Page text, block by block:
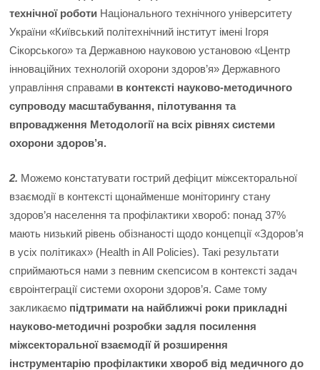
технічної роботи Національного технічного університету
України «Київський політехнічний інститут імені Ігоря
Сікорського» та Державною науковою установою «Центр
інноваційних технологій охорони здоров’я» Державного
управління справами в контексті науково-методичного
супроводу масштабування, пілотування та
впровадження Методології на всіх рівнях системи
охорони здоров’я.
2. Можемо констатувати гострий дефіцит міжсекторальної
взаємодії в контексті щонайменше моніторингу стану
здоров’я населення та профілактики хвороб: понад 37%
мають низький рівень обізнаності щодо концепції «Здоров’я
в усіх політиках» (Health in All Policies). Такі результати
сприймаються нами з певним скепсисом в контексті задач
євроінтеграції системи охорони здоров’я. Саме тому
закликаємо підтримати на найближчі роки прикладні
науково-методичні розробки задля посилення
міжсекторальної взаємодії й розширення
інструментарію профілактики хвороб від медичного до